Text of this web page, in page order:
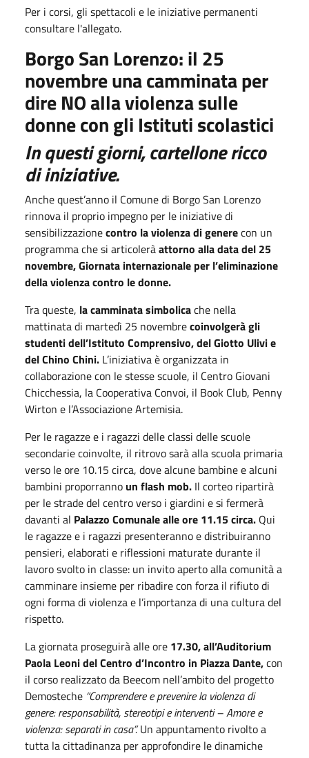
Per i corsi, gli spettacoli e le iniziative permanenti
consultare l'allegato.
Borgo San Lorenzo: il 25
novembre una camminata per
dire NO alla violenza sulle
donne con gli Istituti scolastici
In questi giorni, cartellone ricco
di iniziative.
Anche quest’anno il Comune di Borgo San Lorenzo
rinnova il proprio impegno per le iniziative di
sensibilizzazionecontro la violenza di generecon un
programma che si articoleràattorno alla data del 25
novembre, Giornata internazionale per l’eliminazione
della violenza contro le donne.
Tra queste, la camminata simbolicache nella
mattinata di martedì 25 novembrecoinvolgerà gli
studenti dell’Istituto Comprensivo, del Giotto Ulivi e
del Chino Chini. L’iniziativa è organizzata in
collaborazione con le stesse scuole, il Centro Giovani
Chicchessia, la Cooperativa Convoi, il Book Club, Penny
Wirton e l’Associazione Artemisia.
Per le ragazze e i ragazzi delle classi delle scuole
secondarie coinvolte, il ritrovo sarà alla scuola primaria
verso le ore 10.15 circa, dove alcune bambine e alcuni
bambini proporranno un flash mob. Il corteo ripartirà
per le strade del centro verso i giardini e si fermerà
davanti al Palazzo Comunale alle ore 11.15 circa. Qui
le ragazze e i ragazzi presenteranno e distribuiranno
pensieri, elaborati e riflessioni maturate durante il
lavoro svolto in classe: un invito aperto alla comunità a
camminare insieme per ribadire con forza il rifiuto di
ogni forma di violenza e l’importanza di una cultura del
rispetto.
La giornata proseguirà alle ore 17.30, all’Auditorium
Paola Leoni del Centro d’Incontro in Piazza Dante,con
il corso realizzato da Beecom nell’ambito del progetto
Demosteche “Comprendere e prevenire la violenza di
genere: responsabilità, stereotipi e interventi – Amore e
violenza: separati in casa”.Un appuntamento rivolto a
tutta la cittadinanza per approfondire le dinamiche